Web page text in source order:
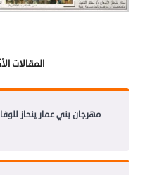
المقالات
مهرجان بني عمار ينحاز